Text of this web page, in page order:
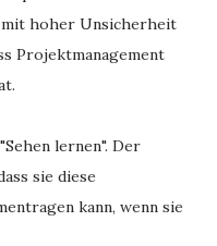
mit hoher Unsicherheit
Projektmanagement
lernen". Der
sie diese
kann, wenn sie